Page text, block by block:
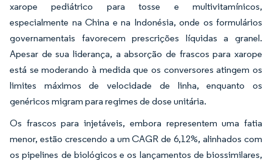
xarope pediátrico para tosse e multivitamínicos,
especialmente na China e na Indonésia, onde os formulários
governamentais favorecem prescrições líquidas a granel.
Apesar de sua liderança, a absorção de frascos para xarope
está se moderando à medida que os conversores atingem os
limites máximos de velocidade de linha, enquanto os
genéricos migram para regimes de dose unitária.
Os frascos para injetáveis, embora representem uma fatia
menor, estão crescendo a um CAGR de 6,12%, alinhados com
os pipelines de biológicos e os lançamentos de biossimilares,